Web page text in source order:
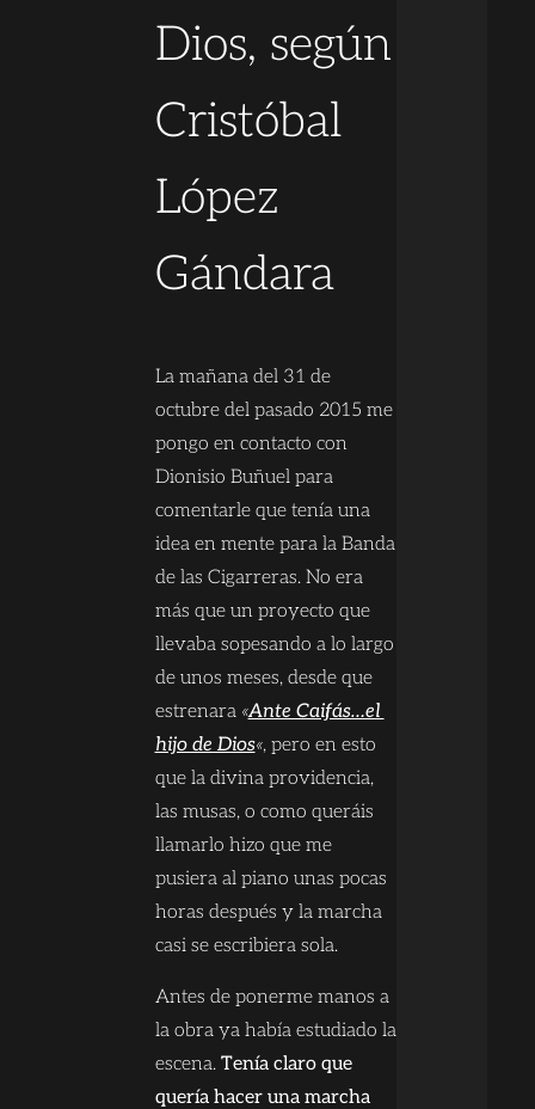
Dios, según
Cristóbal
López
Gándara
La mañana del 31 de
octubre del pasado 2015 me
pongo en contacto con
Dionisio Buñuel para
comentarle que tenía una
idea en mente para la Banda
de las Cigarreras. No era
más que un proyecto que
llevaba sopesando a lo largo
de unos meses, desde que
estrenara «Ante Caifás…el
hijo de Dios«, pero en esto
que la divina providencia,
las musas, o como queráis
llamarlo hizo que me
pusiera al piano unas pocas
horas después y la marcha
casi se escribiera sola.
Antes de ponerme manos a
la obra ya había estudiado la
escena. Tenía claro que
quería hacer una marcha